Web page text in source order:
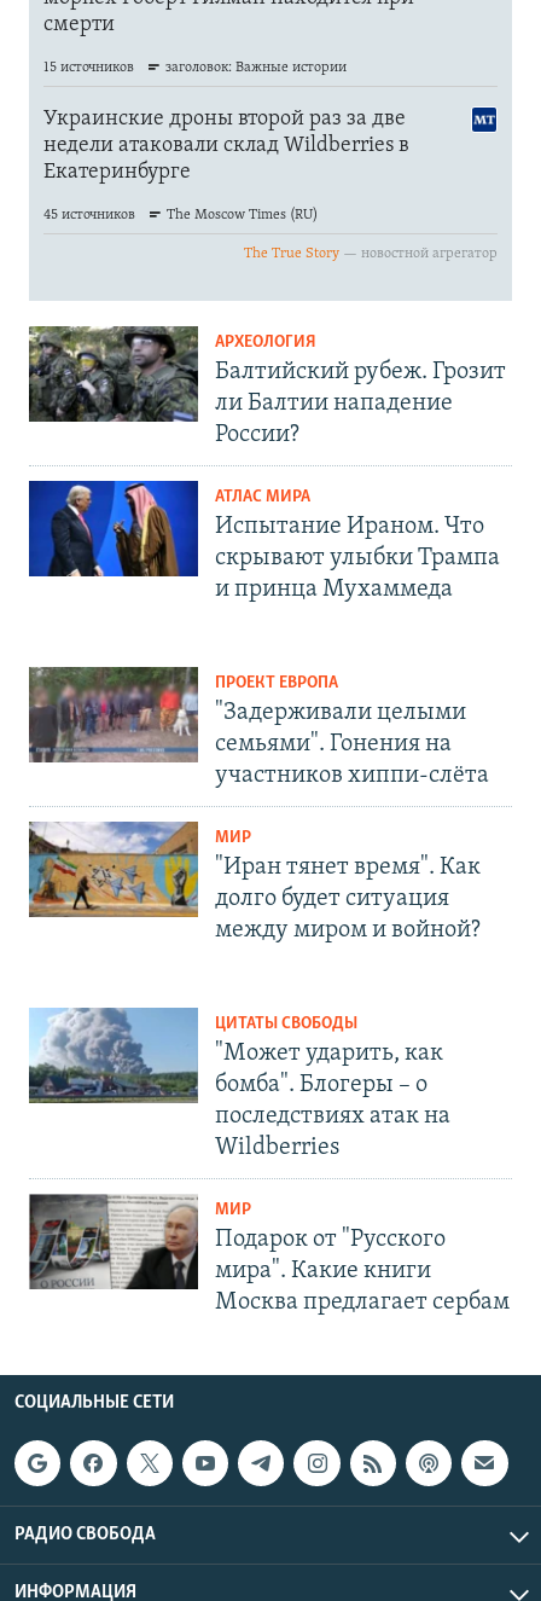
АРХЕОЛОГИЯ
Балтийский рубеж. Грозит
ли Балтии нападение
России?
АТЛАС МИРА
Испытание Ираном. Что
скрывают улыбки Трампа
и принца Мухаммеда
ПРОЕКТ ЕВРОПА
"Задерживали целыми
семьями". Гонения на
участников хиппи-слёта
МИР
"Иран тянет время". Как
долго будет ситуация
между миром и войной?
ЦИТАТЫ СВОБОДЫ
"Может ударить, как
бомба". Блогеры – о
последствиях атак на
Wildberries
МИР
Подарок от "Русского
мира". Какие книги
Москва предлагает сербам
СОЦИАЛЬНЫЕ СЕТИ
РАДИО СВОБОДА
ИНФОРМАЦИЯ